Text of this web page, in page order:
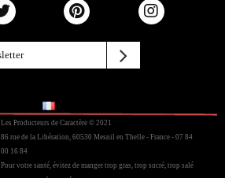
Les Producteurs de Caractère © 2021
86 rue de la Libération, 60530 Mesnil en Thelle - France - 07 84
00 16 84
Pour votre santé, évitez de manger trop gras, trop sucré, trop salé